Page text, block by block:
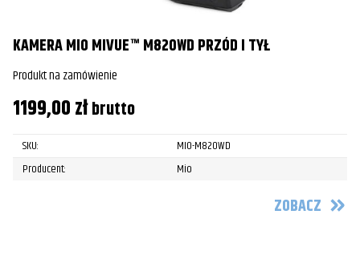
KAMERA MIO MIVUE™ M820WD PRZÓD I TYŁ
Produkt na zamówienie
1199,00złbrutto
SKU:
MIO-M820WD
Producent:
Mio
ZOBACZ